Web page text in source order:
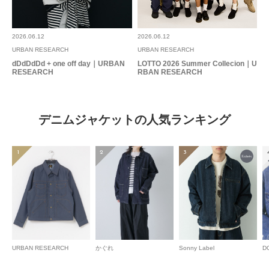
2026.06.12
URBAN RESEARCH
dDdDdDd + one off day｜URBAN
RESEARCH
2026.06.12
URBAN RESEARCH
LOTTO 2026 Summer Collecion｜U
RBAN RESEARCH
デニムジャケットの人気ランキング
1
URBAN RESEARCH
2
かぐれ
3
Sonny Label